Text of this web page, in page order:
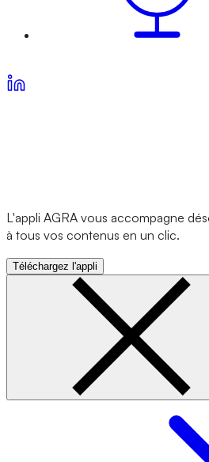
L'appli AGRA vous accompagne
à tous vos contenus en un clic.
Téléchargez l'appli